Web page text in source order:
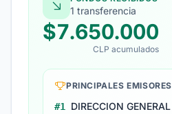
1 transferencia
$7.650.000
CLP acumulados
PRINCIPALES EMISORES
#1